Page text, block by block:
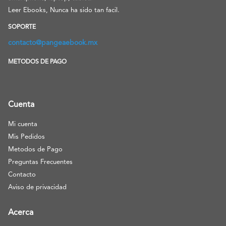
Leer Ebooks, Nunca ha sido tan facil.
SOPORTE
contacto@pangeaebook.mx
METODOS DE PAGO
Cuenta
Mi cuenta
Mis Pedidos
Metodos de Pago
Preguntas Frecuentes
Contacto
Aviso de privacidad
Acerca